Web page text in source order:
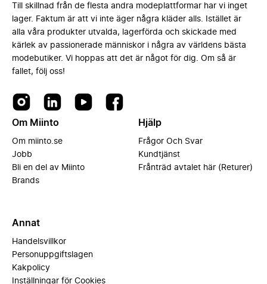
Till skillnad från de flesta andra modeplattformar har vi inget
lager. Faktum är att vi inte äger några kläder alls. Istället är
alla våra produkter utvalda, lagerförda och skickade med
kärlek av passionerade människor i några av världens bästa
modebutiker. Vi hoppas att det är något för dig. Om så är
fallet, följ oss!
Om Miinto
Om miinto.se
Jobb
Bli en del av Miinto
Brands
Hjälp
Frågor Och Svar
Kundtjänst
Frånträd avtalet här (Returer)
Annat
Handelsvillkor
Personuppgiftslagen
Kakpolicy
Inställningar för Cookies